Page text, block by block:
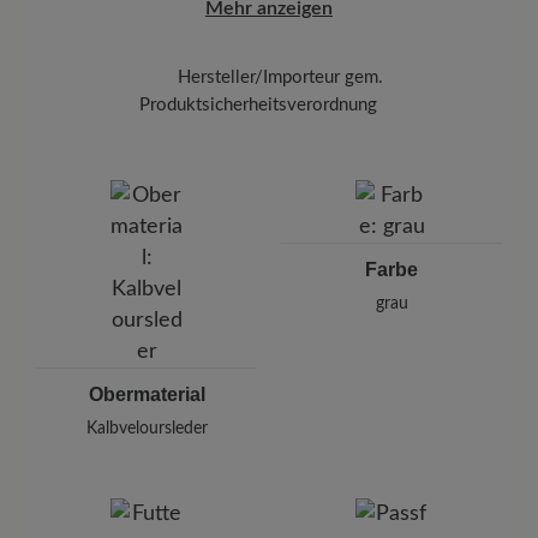
Mehr anzeigen
Hersteller/Importeur gem.
Produktsicherheitsverordnung
Pleidelsheimer Str. 15/1, 74321 Bietigheim-Bissingen,
E-mail:
Telefon: 0800 51 65 65 56 (gebührenfrei)
Obermaterial
Kalbveloursleder
Farbe
grau